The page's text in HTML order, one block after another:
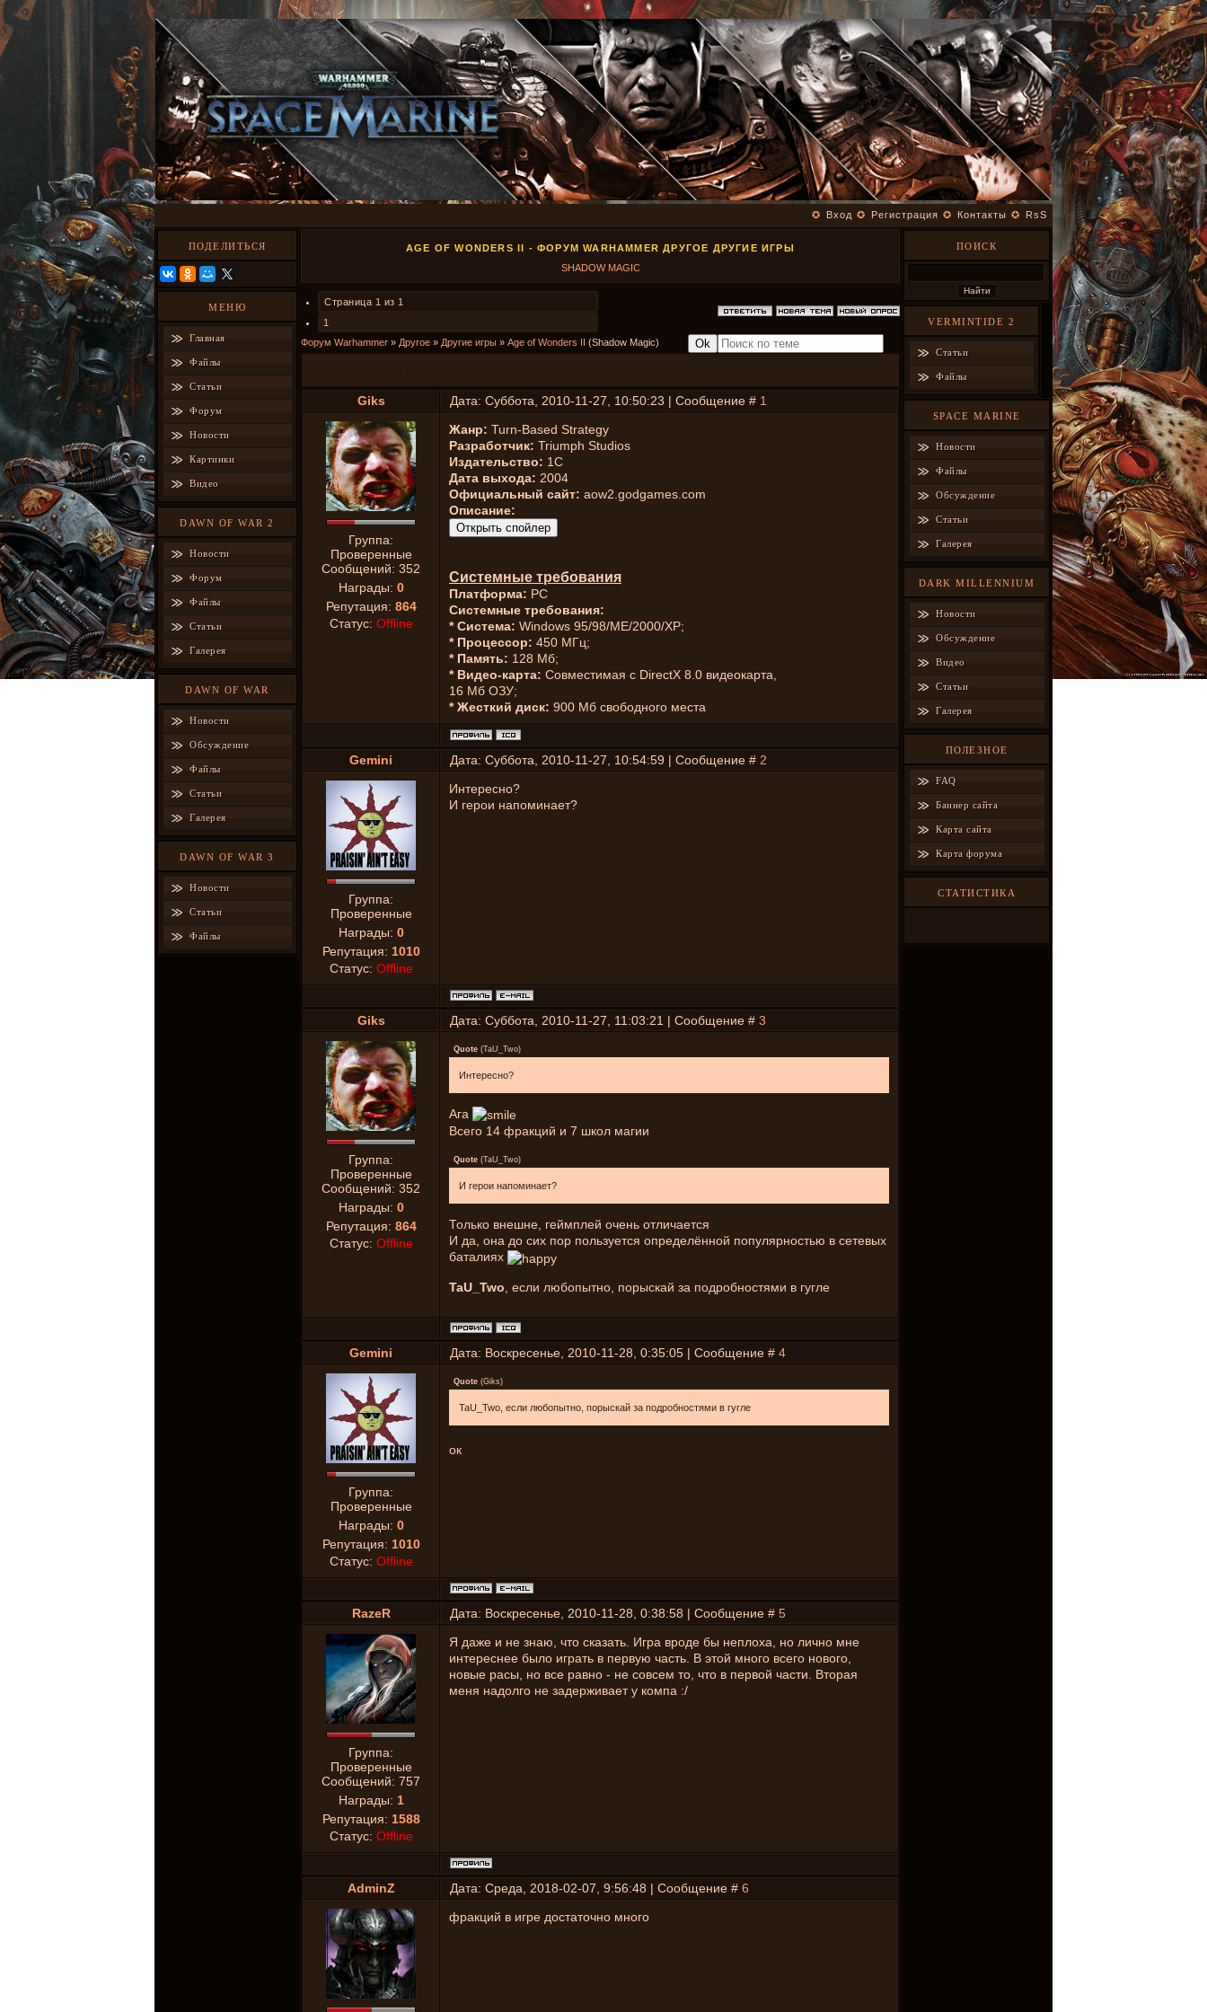
✪ Вход ✪ Регистрация ✪ Контакты ✪ RsS
ПОДЕЛИТЬСЯ
МЕНЮ
Главная
Файлы
Статьи
Форум
Новости
Картинки
Видео
DAWN OF WAR 2
Новости
Форум
Файлы
Статьи
Галерея
DAWN OF WAR
Новости
Обсуждение
Файлы
Статьи
Галерея
DAWN OF WAR 3
Новости
Статьи
Файлы
AGE OF WONDERS II - ФОРУМ WARHAMMER ДРУГОЕ ДРУГИЕ ИГРЫ
SHADOW MAGIC
Страница 1 из 1
1
Форум Warhammer » Другое » Другие игры » Age of Wonders II (Shadow Magic)
Giks Дата: Суббота, 2010-11-27, 10:50:23 | Сообщение # 1
Группа:
Проверенные
Сообщений: 352
Награды: 0
Репутация: 864
Статус: Offline
Жанр: Turn-Based Strategy
Разработчик: Triumph Studios
Издательство: 1C
Дата выхода: 2004
Официальный сайт: aow2.godgames.com
Описание:
Системные требования
Платформа: PC
Системные требования:
* Система: Windows 95/98/ME/2000/XP;
* Процессор: 450 МГц;
* Память: 128 Мб;
* Видео-карта: Совместимая с DirectX 8.0 видеокарта,
16 Мб ОЗУ;
* Жесткий диск: 900 Мб свободного места
Gemini Дата: Суббота, 2010-11-27, 10:54:59 | Сообщение # 2
Группа:
Проверенные
Награды: 0
Репутация: 1010
Статус: Offline
Интересно?
И герои напоминает?
Giks Дата: Суббота, 2010-11-27, 11:03:21 | Сообщение # 3
Группа:
Проверенные
Сообщений: 352
Награды: 0
Репутация: 864
Статус: Offline
Quote (TaU_Two)
Интересно?
Ага
Всего 14 фракций и 7 школ магии
Quote (TaU_Two)
И герои напоминает?
Только внешне, геймплей очень отличается
И да, она до сих пор пользуется определённой популярностью в сетевых
баталиях
TaU_Two , если любопытно, порыскай за подробностями в гугле
Gemini Дата: Воскресенье, 2010-11-28, 0:35:05 | Сообщение # 4
Группа:
Проверенные
Награды: 0
Репутация: 1010
Статус: Offline
Quote (Giks)
TaU_Two, если любопытно, порыскай за подробностями в гугле
ок
RazeR Дата: Воскресенье, 2010-11-28, 0:38:58 | Сообщение # 5
Группа:
Проверенные
Сообщений: 757
Награды: 1
Репутация: 1588
Статус: Offline
Я даже и не знаю, что сказать. Игра вроде бы неплоха, но лично мне
интереснее было играть в первую часть. В этой много всего нового,
новые расы, но все равно - не совсем то, что в первой части. Вторая
меня надолго не задерживает у компа :/
AdminZ Дата: Среда, 2018-02-07, 9:56:48 | Сообщение # 6
фракций в игре достаточно много
ПОИСК
VERMINTIDE 2
Статьи
Файлы
SPACE MARINE
Новости
Файлы
Обсуждение
Статьи
Галерея
DARK MILLENNIUM
Новости
Обсуждение
Видео
Статьи
Галерея
ПОЛЕЗНОЕ
FAQ
Баннер сайта
Карта сайта
Карта форума
СТАТИСТИКА